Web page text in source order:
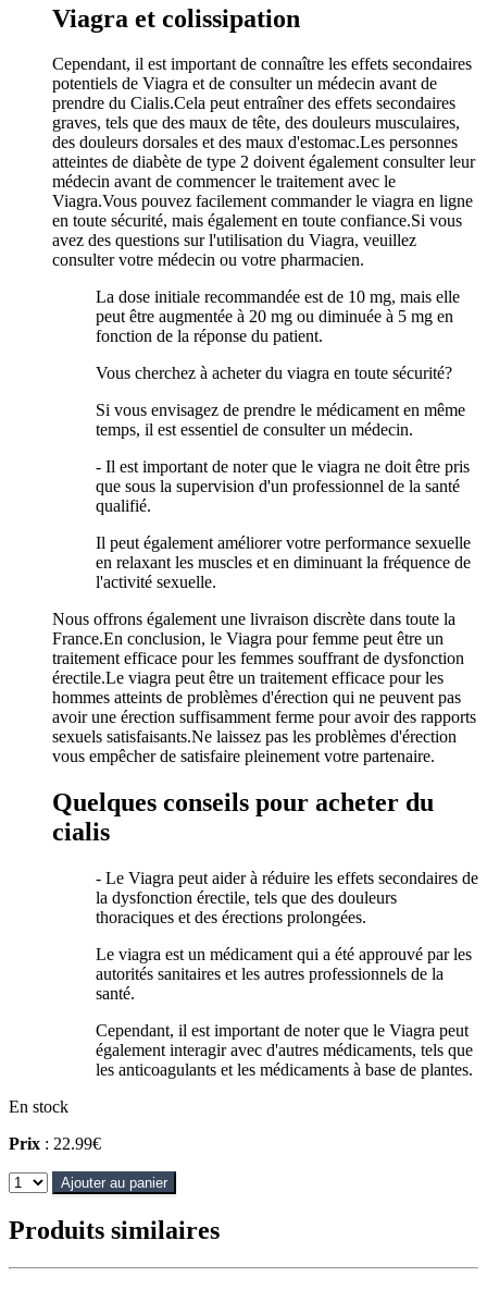
Viagra et colissipation
Cependant, il est important de connaître les effets secondaires
potentiels de Viagra et de consulter un médecin avant de
prendre du Cialis.Cela peut entraîner des effets secondaires
graves, tels que des maux de tête, des douleurs musculaires,
des douleurs dorsales et des maux d'estomac.Les personnes
atteintes de diabète de type 2 doivent également consulter leur
médecin avant de commencer le traitement avec le
Viagra.Vous pouvez facilement commander le viagra en ligne
en toute sécurité, mais également en toute confiance.Si vous
avez des questions sur l'utilisation du Viagra, veuillez
consulter votre médecin ou votre pharmacien.
La dose initiale recommandée est de 10 mg, mais elle
peut être augmentée à 20 mg ou diminuée à 5 mg en
fonction de la réponse du patient.
Vous cherchez à acheter du viagra en toute sécurité?
Si vous envisagez de prendre le médicament en même
temps, il est essentiel de consulter un médecin.
- Il est important de noter que le viagra ne doit être pris
que sous la supervision d'un professionnel de la santé
qualifié.
Il peut également améliorer votre performance sexuelle
en relaxant les muscles et en diminuant la fréquence de
l'activité sexuelle.
Nous offrons également une livraison discrète dans toute la
France.En conclusion, le Viagra pour femme peut être un
traitement efficace pour les femmes souffrant de dysfonction
érectile.Le viagra peut être un traitement efficace pour les
hommes atteints de problèmes d'érection qui ne peuvent pas
avoir une érection suffisamment ferme pour avoir des rapports
sexuels satisfaisants.Ne laissez pas les problèmes d'érection
vous empêcher de satisfaire pleinement votre partenaire.
Quelques conseils pour acheter du
cialis
- Le Viagra peut aider à réduire les effets secondaires de
la dysfonction érectile, tels que des douleurs
thoraciques et des érections prolongées.
Le viagra est un médicament qui a été approuvé par les
autorités sanitaires et les autres professionnels de la
santé.
Cependant, il est important de noter que le Viagra peut
également interagir avec d'autres médicaments, tels que
les anticoagulants et les médicaments à base de plantes.
En stock
Prix : 22.99€
Ajouter au panier
Produits similaires